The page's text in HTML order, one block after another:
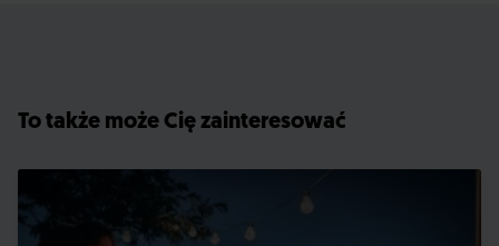
To także może Cię zainteresować